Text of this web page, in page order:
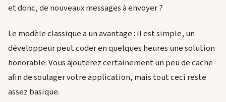
et donc, de nouveaux messages à envoyer ?
Le modèle classique a un avantage : il est simple, un
développeur peut coder en quelques heures une solution
honorable. Vous ajouterez certainement un peu de cache
afin de soulager votre application, mais tout ceci reste
assez basique.